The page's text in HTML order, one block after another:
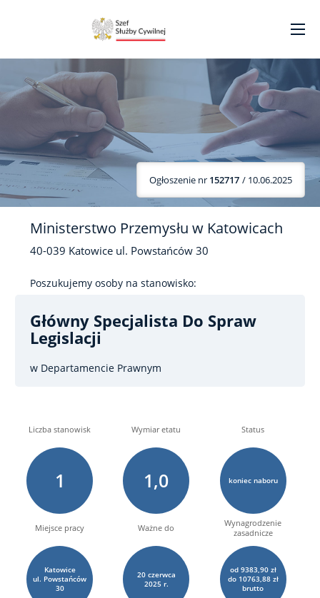
Ogłoszenie nr 152717 / 10.06.2025
Ministerstwo Przemysłu w Katowicach
40-039 Katowice ul. Powstańców 30
Poszukujemy osoby na stanowisko:
Główny Specjalista Do Spraw
Legislacji
w Departamencie Prawnym
Liczba stanowisk
1
Wymiar etatu
1,0
Status
koniec naboru
Miejsce pracy
Katowice
ul. Powstańców
30
Ważne do
20 czerwca
2025 r.
Wynagrodzenie
zasadnicze
od 9383,90 zł
do 10763,88 zł
brutto